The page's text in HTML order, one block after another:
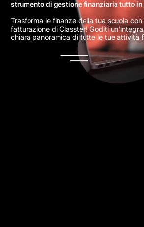
strumento di gestione finanziaria tutto in
Trasforma le finanze della tua scuola
fatturazione di Classter! Goditi
chiara panoramica di tutte le tue attività